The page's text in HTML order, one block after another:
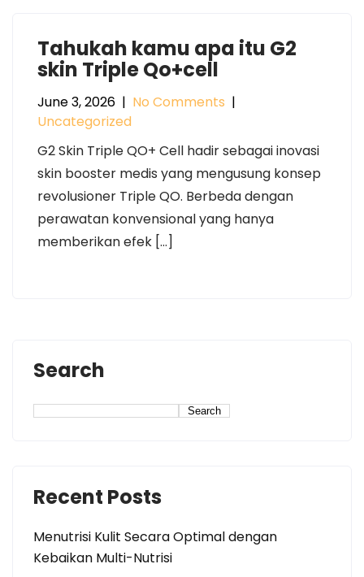
Tahukah kamu apa itu G2
skin Triple Qo+cell
June 3, 2026 | No Comments |
Uncategorized
G2 Skin Triple QO+ Cell hadir sebagai inovasi
skin booster medis yang mengusung konsep
revolusioner Triple QO. Berbeda dengan
perawatan konvensional yang hanya
memberikan efek […]
Search
Search
Recent Posts
Menutrisi Kulit Secara Optimal dengan
Kebaikan Multi-Nutrisi